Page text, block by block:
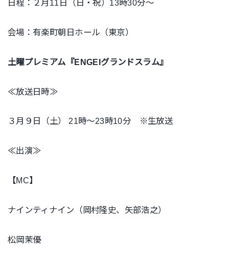
日程：２月11日（日・祝）13時30分～
会場：有楽町朝日ホール（東京）
土曜プレミアム『ENGEIグランドスラム』
≪放送日時≫
３月９日（土） 21時～23時10分 ※生放送
≪出演≫
【MC】
ナインティナイン（岡村隆史、矢部浩之）
松岡茉優